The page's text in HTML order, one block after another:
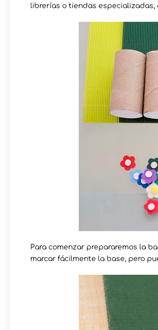
librerías o tiendas especializadas,
Para comenzar prepararemos la
marcar fácilmente la base, pero